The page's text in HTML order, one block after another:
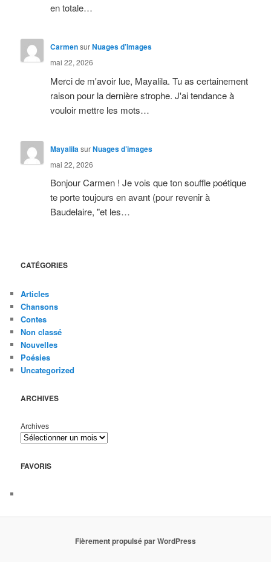
en totale…
CarmensurNuages d’images
mai 22, 2026
Merci de m'avoir lue, Mayalila. Tu as certainement
raison pour la dernière strophe. J'ai tendance à
vouloir mettre les mots…
MayalilasurNuages d’images
mai 22, 2026
Bonjour Carmen ! Je vois que ton souffle poétique
te porte toujours en avant (pour revenir à
Baudelaire, "et les…
CATÉGORIES
Articles
Chansons
Contes
Non classé
Nouvelles
Poésies
Uncategorized
ARCHIVES
Archives
FAVORIS
Fièrement propulsé par WordPress